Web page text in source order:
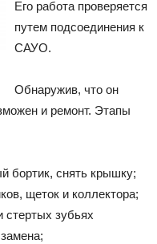
Его работа проверяется
путем подсоединения к
САУО.
Обнаружив, что он
и ремонт. Этапы
бортик, снять крышку;
щеток и коллектора;
стертых зубьях